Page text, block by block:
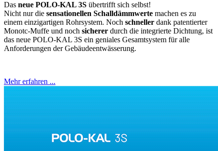
Das neue POLO-KAL 3S übertrifft sich selbst!
Nicht nur die sensationellen Schalldämmwerte machen es zu
einem einzigartigen Rohrsystem. Noch schneller dank patentierter
Monotc-Muffe und noch sicherer durch die integrierte Dichtung, ist
das neue POLO-KAL 3S ein geniales Gesamtsystem für alle
Anforderungen der Gebäudeentwässerung.
Mehr erfahren ...